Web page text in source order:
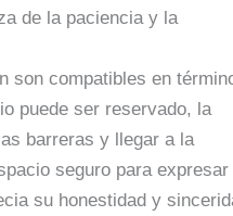
de la paciencia y la
son compatibles en
puede ser reservado, la
barreras y llegar a la
seguro para expresar
su honestidad y